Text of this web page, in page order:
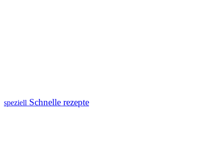
speziell Schnelle rezepte